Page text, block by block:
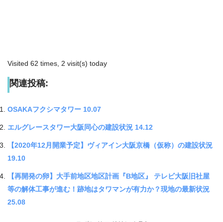
Visited 62 times, 2 visit(s) today
関連投稿:
OSAKAフクシマタワー 10.07
エルグレースタワー大阪同心の建設状況 14.12
【2020年12月開業予定】ヴィアイン大阪京橋（仮称）の建設状況
19.10
【再開発の卵】大手前地区地区計画『B地区』 テレビ大阪旧社屋
等の解体工事が進む！跡地はタワマンが有力か？現地の最新状況
25.08